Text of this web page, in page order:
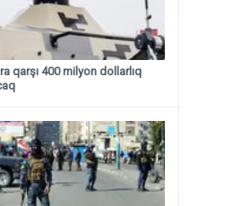
qarşı 400 milyon dollarlıq